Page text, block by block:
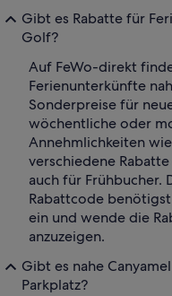
Gibt es Rabatte für
Golf?
Auf FeWo-direkt
Ferienunterkünfte
Sonderpreise für
wöchentliche oder
Annehmlichkeiten
verschiedene
auch für Frühbucher.
Rabattcode
ein und wende die
anzuzeigen.
Gibt es nahe
Parkplatz?